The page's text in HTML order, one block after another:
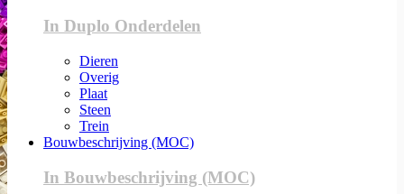
In Duplo Onderdelen
Dieren
Overig
Plaat
Steen
Trein
Bouwbeschrijving (MOC)
In Bouwbeschrijving (MOC)